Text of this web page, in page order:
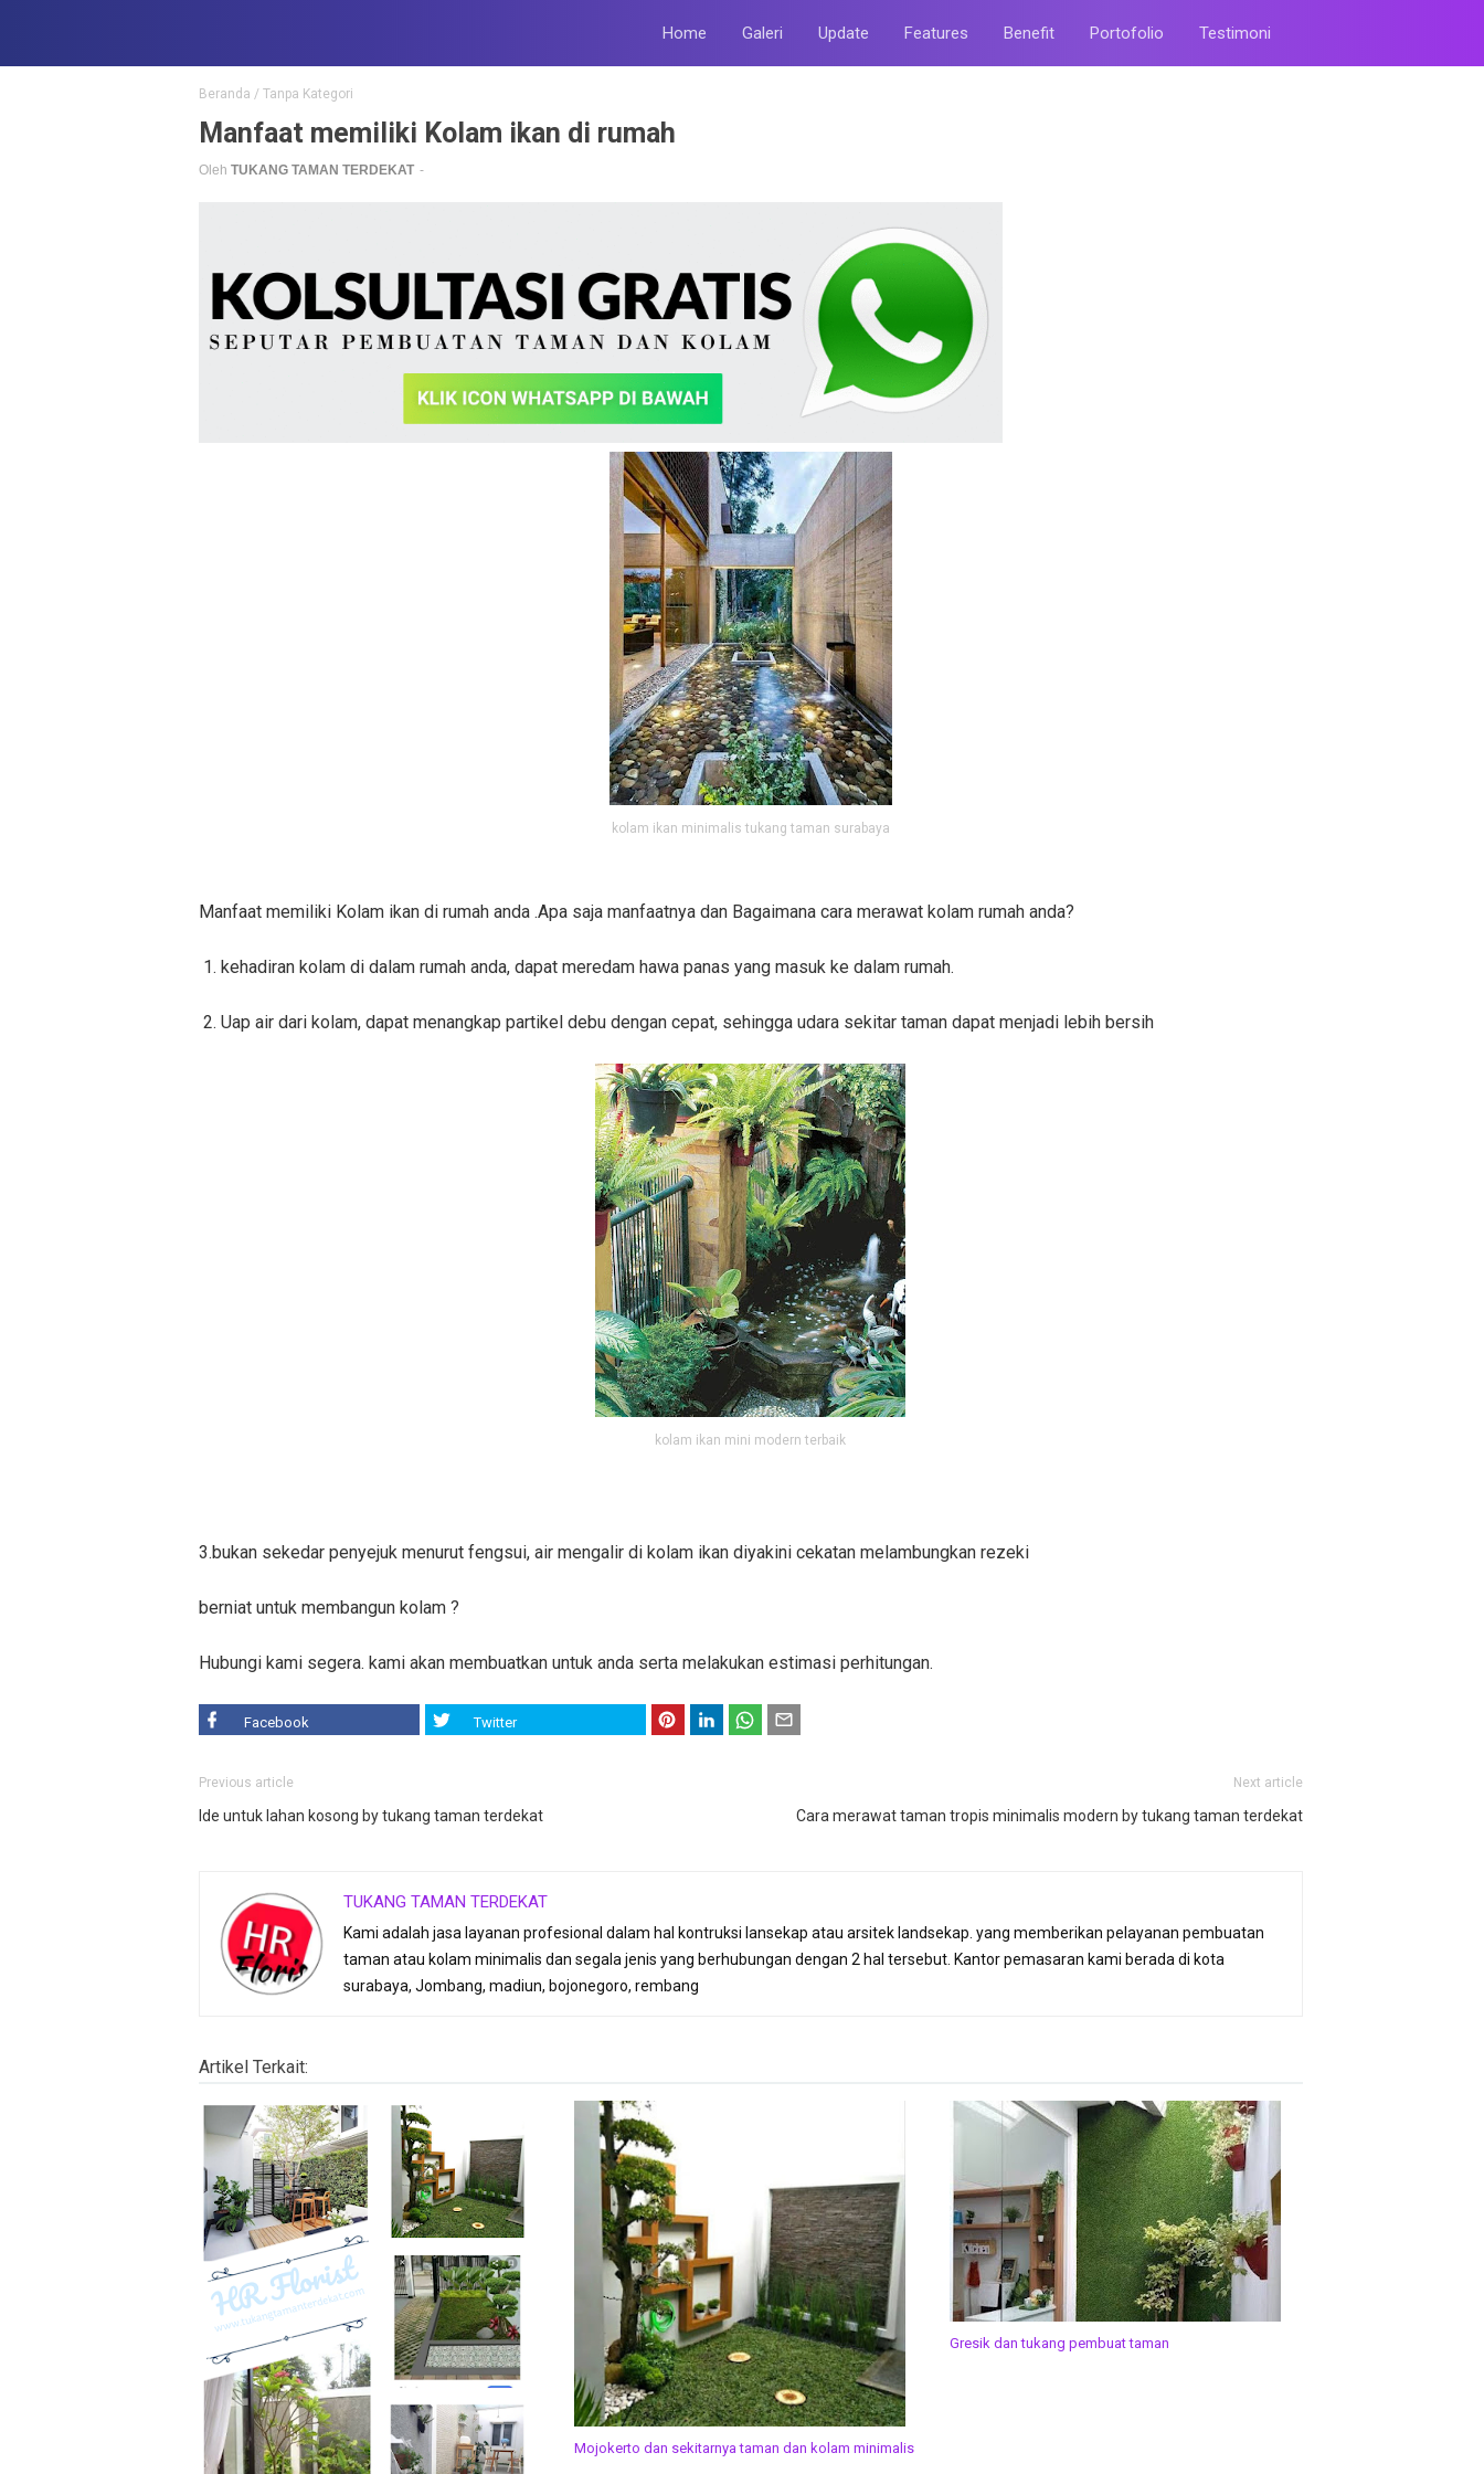
Home Galeri Update Features Benefit Portofolio Testimoni
Beranda / Tanpa Kategori
Manfaat memiliki Kolam ikan di rumah
Oleh TUKANG TAMAN TERDEKAT
kolam ikan minimalis tukang taman surabaya
Manfaat memiliki Kolam ikan di rumah anda .Apa saja manfaatnya dan Bagaimana cara merawat kolam rumah anda?
1. kehadiran kolam di dalam rumah anda, dapat meredam hawa panas yang masuk ke dalam rumah.
2. Uap air dari kolam, dapat menangkap partikel debu dengan cepat, sehingga udara sekitar taman dapat menjadi lebih bersih
kolam ikan mini modern terbaik
3.bukan sekedar penyejuk menurut fengsui, air mengalir di kolam ikan diyakini cekatan melambungkan rezeki
berniat untuk membangun kolam ?
Hubungi kami segera. kami akan membuatkan untuk anda serta melakukan estimasi perhitungan.
Facebook Twitter
Previous article
Ide untuk lahan kosong by tukang taman terdekat
Next article
Cara merawat taman tropis minimalis modern by tukang taman terdekat
TUKANG TAMAN TERDEKAT
Kami adalah jasa layanan profesional dalam hal kontruksi lansekap atau arsitek landsekap. yang memberikan pelayanan pembuatan
taman atau kolam minimalis dan segala jenis yang berhubungan dengan 2 hal tersebut. Kantor pemasaran kami berada di kota
surabaya, Jombang, madiun, bojonegoro, rembang
Artikel Terkait:
Mojokerto dan sekitarnya taman dan kolam minimalis
Gresik dan tukang pembuat taman